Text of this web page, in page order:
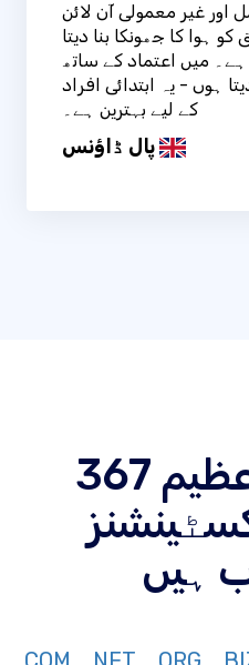
غیر معمولی آن لائن
ہوا کا جھونکا بنا دیتا
ہے۔ میں اعتماد کے ساتھ SITE123 کو مکمل 5
ہوں - یہ ابتدائی افراد
کے لیے بہترین ہے۔
پال ڈاؤنس
367 سے زیادہ عظیم
ہیں